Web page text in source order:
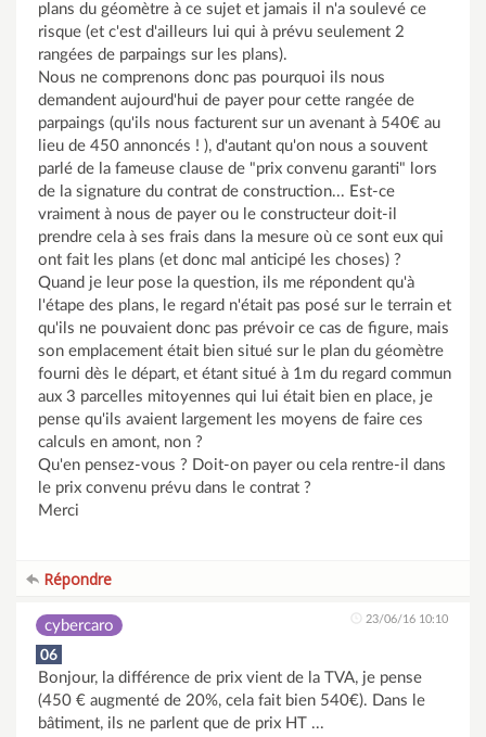
plans du géomètre à ce sujet et jamais il n'a soulevé ce
risque (et c'est d'ailleurs lui qui à prévu seulement 2
rangées de parpaings sur les plans).
Nous ne comprenons donc pas pourquoi ils nous
demandent aujourd'hui de payer pour cette rangée de
parpaings (qu'ils nous facturent sur un avenant à 540€ au
lieu de 450 annoncés ! ), d'autant qu'on nous a souvent
parlé de la fameuse clause de "prix convenu garanti" lors
de la signature du contrat de construction... Est-ce
vraiment à nous de payer ou le constructeur doit-il
prendre cela à ses frais dans la mesure où ce sont eux qui
ont fait les plans (et donc mal anticipé les choses) ?
Quand je leur pose la question, ils me répondent qu'à
l'étape des plans, le regard n'était pas posé sur le terrain et
qu'ils ne pouvaient donc pas prévoir ce cas de figure, mais
son emplacement était bien situé sur le plan du géomètre
fourni dès le départ, et étant situé à 1m du regard commun
aux 3 parcelles mitoyennes qui lui était bien en place, je
pense qu'ils avaient largement les moyens de faire ces
calculs en amont, non ?
Qu'en pensez-vous ? Doit-on payer ou cela rentre-il dans
le prix convenu prévu dans le contrat ?
Merci
Répondre
cybercaro 23/06/16 10:10
06
Bonjour, la différence de prix vient de la TVA, je pense
(450 € augmenté de 20%, cela fait bien 540€). Dans le
bâtiment, ils ne parlent que de prix HT ...